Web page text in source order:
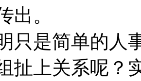
出。
只是简单的人
扯上关系呢？